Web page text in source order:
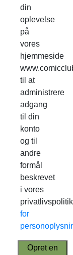
din
oplevelse
på
vores
hjemmeside
til at
administrere
adgang
til din
konto
og til
andre
formål
beskrevet
i vores
privatlivspolitik
for
Opret en